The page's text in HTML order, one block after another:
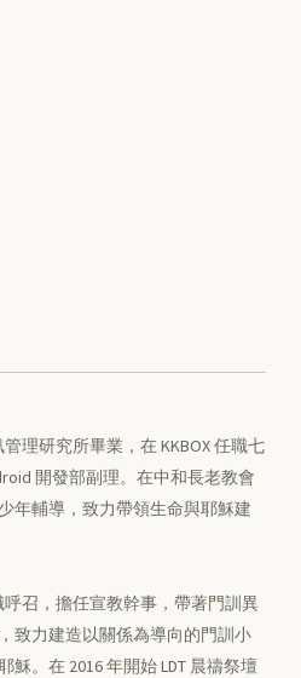
理研究所畢業，在 KKBOX 任職七
開發部副理。在中和長老教會
年輔導，致力帶領生命與耶穌建
召，擔任宣教幹事，帶著門訓異
致力建造以關係為導向的門訓小
。在 2016 年開始 LDT 晨禱祭壇